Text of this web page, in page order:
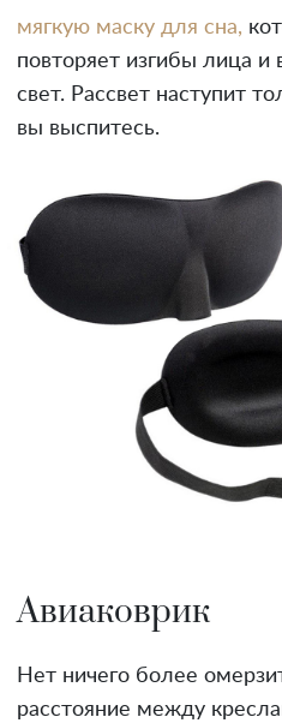
мягкую маску для сна,
повторяет изгибы лица
свет. Рассвет наступит
вы выспитесь.
Авиаковрик
Нет ничего более
расстояние между